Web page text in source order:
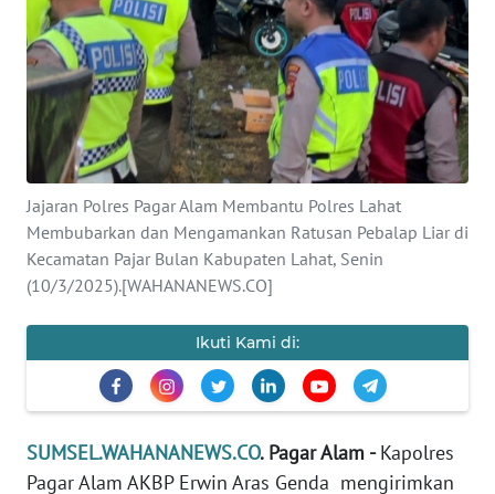
Jajaran Polres Pagar Alam Membantu Polres Lahat
Membubarkan dan Mengamankan Ratusan Pebalap Liar di
Kecamatan Pajar Bulan Kabupaten Lahat, Senin
(10/3/2025).[WAHANANEWS.CO]
Ikuti Kami di:
SUMSEL.WAHANANEWS.CO. Pagar Alam -Kapolres
Pagar Alam AKBP Erwin Aras Genda mengirimkan
PEDOMAN
MEDIA
SIBER
REDAKSI
KARIR
DISCLAIMER
Wahana
Regional
SUMUT
WN